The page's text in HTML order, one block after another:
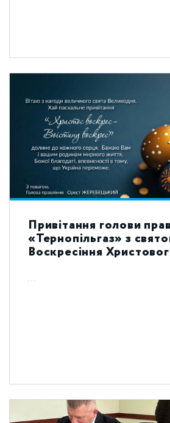
Привітання голови
«Тернопільгаз» з
Воскресіння
...